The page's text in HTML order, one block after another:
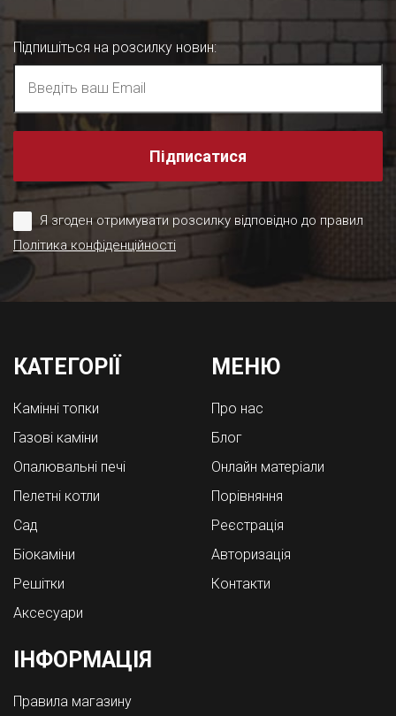
Підпишіться на розсилку новин:
Підписатися
Я згоден отримувати розсилку відповідно до правил
Політика конфіденційності
КАТЕГОРІЇ
Камінні топки
Газові каміни
Опалювальні печі
Пелетні котли
Cад
Біокаміни
Решітки
Аксесуари
МЕНЮ
Про нас
Блог
Онлайн матеріали
Порівняння
Реєстрація
Авторизація
Контакти
ІНФОРМАЦІЯ
Правила магазину